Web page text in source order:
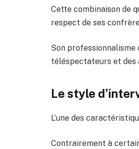
Cette combinaison de
respect de ses
Son
téléspectateurs et des
Le style
L’une des
Contrairement à